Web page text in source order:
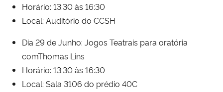
Horário: 13:30 às 16:30
Local: Auditório do CCSH
Dia 29 de Junho: Jogos Teatrais para oratória
comThomas Lins
Horário: 13:30 às 16:30
Local: Sala 3106 do prédio 40C